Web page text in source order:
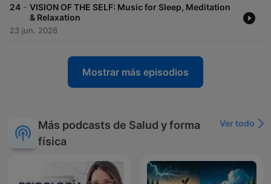
24 - VISION OF THE SELF: Music for Sleep, Meditation
& Relaxation
23 jun. 2026
Mostrar más episodios
Más podcasts de Salud y forma
física
Ver todo